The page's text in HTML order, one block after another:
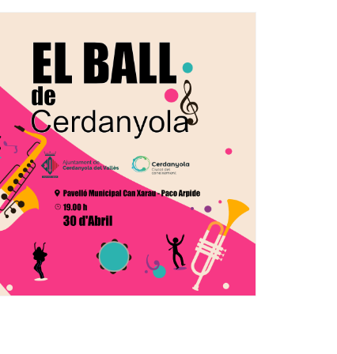
Retiment de Comptes
Accés a Informació Pública
Dades Obertes
Catàleg de Serveis i Tràmits
Entitats
Equipaments
Mercats Municipals
Webs Municipals